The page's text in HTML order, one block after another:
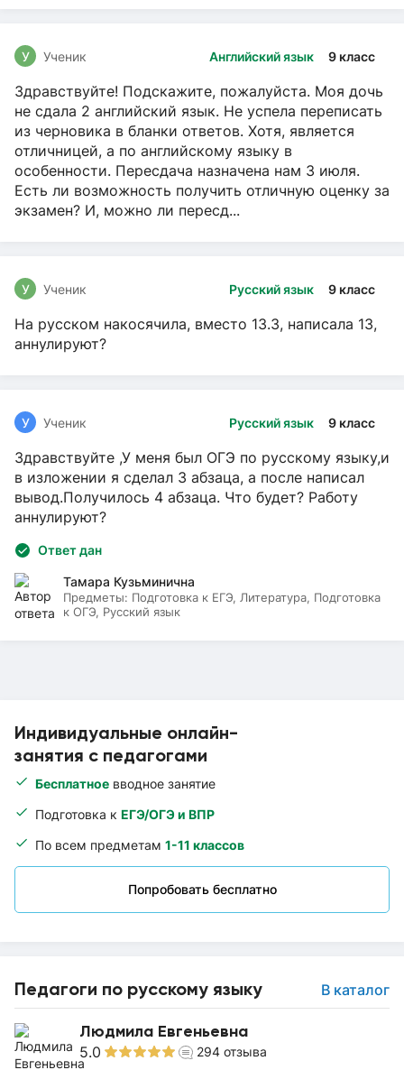
Индивидуальные онлайн-
занятия с педагогами
Бесплатное вводное занятие
Подготовка к ЕГЭ/ОГЭ и ВПР
По всем предметам 1-11 классов
Попробовать бесплатно
Педагоги по русскому языку В каталог
Людмила Евгеньевна
5.0 294 отзыва
Английский язык 9 класс
У Ученик
Здравствуйте! Подскажите, пожалуйста. Моя дочь
не сдала 2 английский язык. Не успела переписать
из черновика в бланки ответов. Хотя, является
отличницей, а по английскому языку в
особенности. Пересдача назначена нам 3 июля.
Есть ли возможность получить отличную оценку за
экзамен? И, можно ли пересд...
Русский язык 9 класс
У Ученик
На русском накосячила, вместо 13.3, написала 13,
аннулируют?
Русский язык 9 класс
У Ученик
Здравствуйте ,У меня был ОГЭ по русскому языку,и
в изложении я сделал 3 абзаца, а после написал
вывод.Получилось 4 абзаца. Что будет? Работу
аннулируют?
Ответ дан
Тамара Кузьминична
Предметы: Подготовка к ЕГЭ, Литература, Подготовка
к ОГЭ, Русский язык